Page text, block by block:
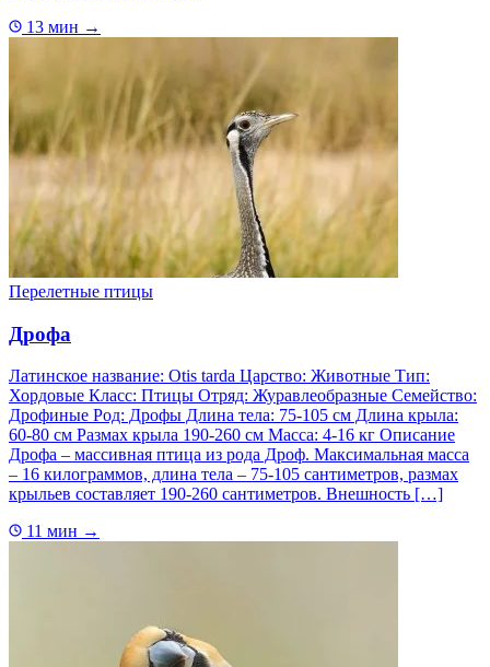
13 мин →
Перелетные птицы
Дрофа
Латинское название: Otis tarda Царство: Животные Тип:
Хордовые Класс: Птицы Отряд: Журавлеобразные Семейство:
Дрофиные Род: Дрофы Длина тела: 75-105 см Длина крыла:
60-80 см Размах крыла 190-260 см Масса: 4-16 кг Описание
Дрофа – массивная птица из рода Дроф. Максимальная масса
– 16 килограммов, длина тела – 75-105 сантиметров, размах
крыльев составляет 190-260 сантиметров. Внешность […]
11 мин →